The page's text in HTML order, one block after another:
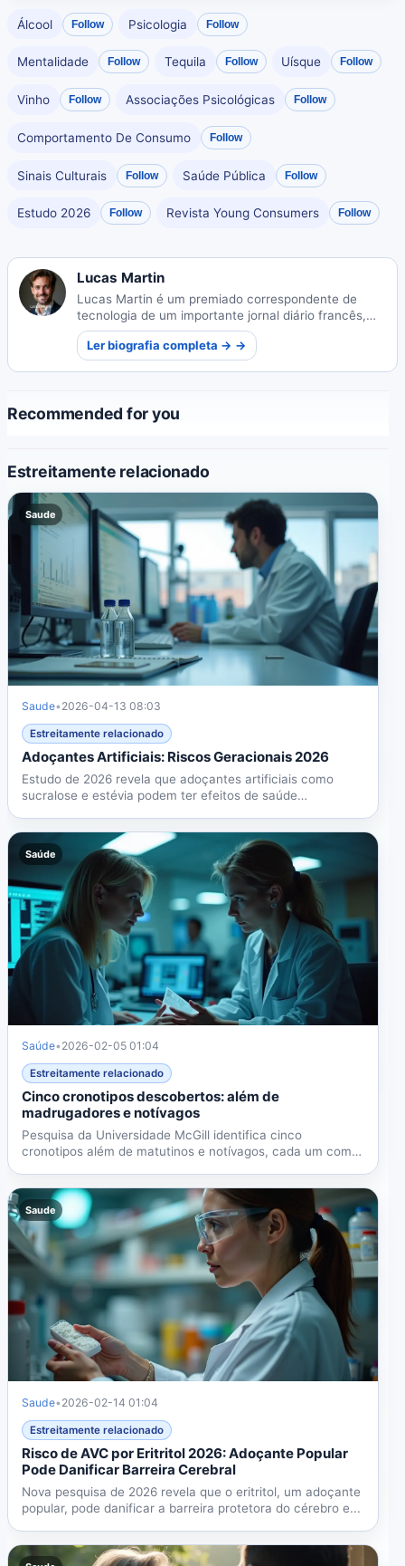
Álcool Follow Psicologia Follow
Mentalidade Follow Tequila Follow Uísque Follow
Vinho Follow Associações Psicológicas Follow
Comportamento De Consumo Follow
Sinais Culturais Follow Saúde Pública Follow
Estudo 2026 Follow Revista Young Consumers Follow
Lucas Martin
Lucas Martin é um premiado correspondente de
tecnologia de um importante jornal diário francês,
conhecido por tornar temas complexos de
tecnologia acessíveis ao público em geral.
Ler biografia completa → →
Recommended for you
Estreitamente relacionado
Saude
Saude• 2026-04-13 08:03
Estreitamente relacionado
Adoçantes Artificiais: Riscos Geracionais 2026
Estudo de 2026 revela que adoçantes artificiais como
sucralose e estévia podem ter efeitos de saúde
Saúde
Saúde• 2026-02-05 01:04
Estreitamente relacionado
Cinco cronotipos descobertos: além de
madrugadores e notívagos
Pesquisa da Universidade McGill identifica cinco
cronotipos além de matutinos e notívagos, cada um com
Saude
Saude• 2026-02-14 01:04
Estreitamente relacionado
Risco de AVC por Eritritol 2026: Adoçante Popular
Pode Danificar Barreira Cerebral
Nova pesquisa de 2026 revela que o eritritol, um adoçante
popular, pode danificar a barreira protetora do cérebro e...